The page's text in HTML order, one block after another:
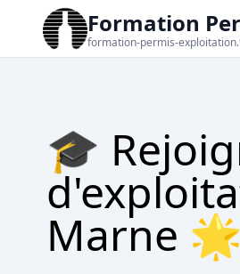
Formation
formation-permis-
🎓
Marne